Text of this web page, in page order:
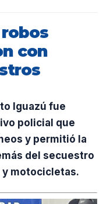
con
Iguazú fue
policial que
y permitió la
del secuestro
y motocicletas.